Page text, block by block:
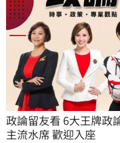
政論留友看 6大王牌政
主流水席 歡迎入座